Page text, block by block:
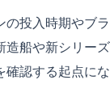
の投入時期やブラ
造船や新シリーズ
確認する起点にな